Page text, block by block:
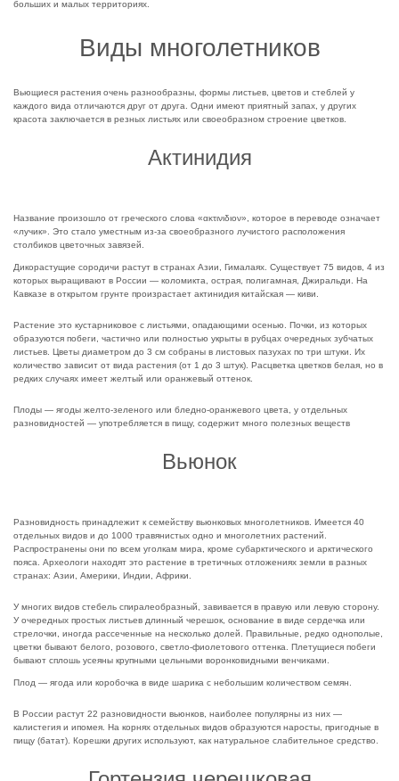
больших и малых территориях.
Виды многолетников
Вьющиеся растения очень разнообразны, формы листьев, цветов и стеблей у
каждого вида отличаются друг от друга. Одни имеют приятный запах, у других
красота заключается в резных листьях или своеобразном строение цветков.
Актинидия
Название произошло от греческого слова «ακτινιδιον», которое в переводе означает
«лучик». Это стало уместным из-за своеобразного лучистого расположения
столбиков цветочных завязей.
Дикорастущие сородичи растут в странах Азии, Гималаях. Существует 75 видов, 4 из
которых выращивают в России — коломикта, острая, полигамная, Джиральди. На
Кавказе в открытом грунте произрастает актинидия китайская — киви.
Растение это кустарниковое с листьями, опадающими осенью. Почки, из которых
образуются побеги, частично или полностью укрыты в рубцах очередных зубчатых
листьев. Цветы диаметром до 3 см собраны в листовых пазухах по три штуки. Их
количество зависит от вида растения (от 1 до 3 штук). Расцветка цветков белая, но в
редких случаях имеет желтый или оранжевый оттенок.
Плоды — ягоды желто-зеленого или бледно-оранжевого цвета, у отдельных
разновидностей — употребляется в пищу, содержит много полезных веществ
Вьюнок
Разновидность принадлежит к семейству вьюнковых многолетников. Имеется 40
отдельных видов и до 1000 травянистых одно и многолетних растений.
Распространены они по всем уголкам мира, кроме субарктического и арктического
пояса. Археологи находят это растение в третичных отложениях земли в разных
странах: Азии, Америки, Индии, Африки.
У многих видов стебель спиралеобразный, завивается в правую или левую сторону.
У очередных простых листьев длинный черешок, основание в виде сердечка или
стрелочки, иногда рассеченные на несколько долей. Правильные, редко однополые,
цветки бывают белого, розового, светло-фиолетового оттенка. Плетущиеся побеги
бывают сплошь усеяны крупными цельными воронковидными венчиками.
Плод — ягода или коробочка в виде шарика с небольшим количеством семян.
В России растут 22 разновидности вьюнков, наиболее популярны из них —
калистегия и ипомея. На корнях отдельных видов образуются наросты, пригодные в
пищу (батат). Корешки других используют, как натуральное слабительное средство.